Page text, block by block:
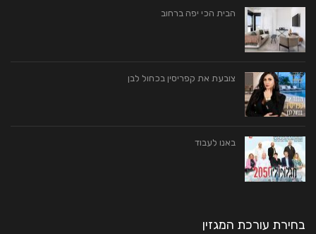
הבית הכי יפה ברחוב
צובעת את קפריסין בכחול לבן
באנו לעבוד
בחירת עורכת המגזין